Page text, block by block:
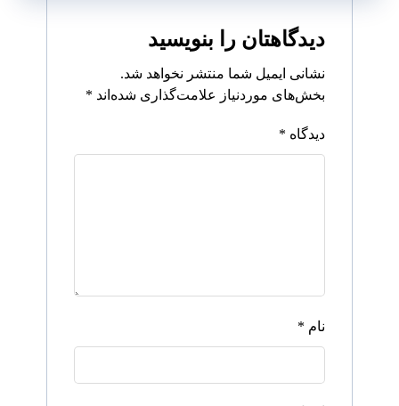
دیدگاهتان را بنویسید
نشانی ایمیل شما منتشر نخواهد شد.
بخش‌های موردنیاز علامت‌گذاری شده‌اند *
دیدگاه *
نام *